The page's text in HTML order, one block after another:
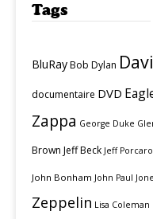
Tags
BluRayBob Dylan
documentaire DVD
Zappa George Duke
Brown Jeff Beck Jeff Porcaro
John Bonham John Paul
Zeppelin Lisa Coleman